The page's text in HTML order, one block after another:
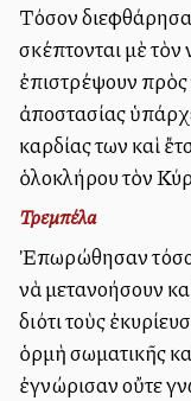
Τόσον
σκέπτονται μὲ τὸν
ἐπιστρέψουν
ἀποστασίας
καρδίας των καὶ
ὁλοκλήρου τὸν
Τρεμπέλα
Ἐπωρώθησαν
νὰ μετανοήσουν
διότι τοὺς
ὁρμὴ σωματικῆς
ἐγνώρισαν οὔτε